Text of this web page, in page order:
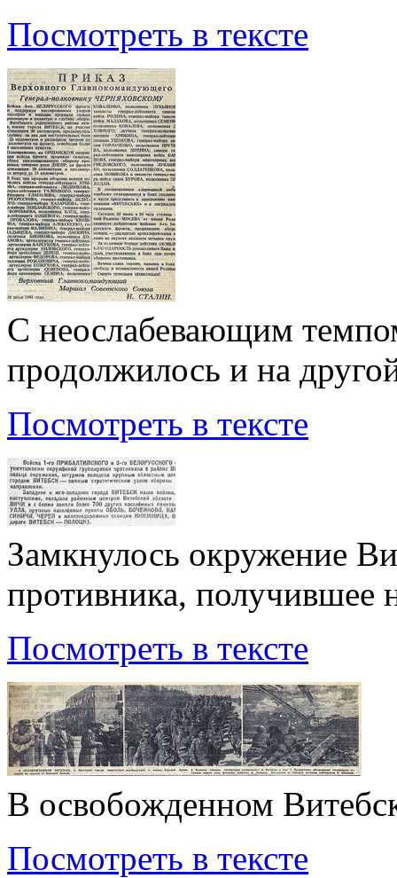
Посмотреть в тексте
С неослабевающим
продолжилось и на
Посмотреть в тексте
Замкнулось окружение
противника, получившее
Посмотреть в тексте
В освобожденном
Посмотреть в тексте